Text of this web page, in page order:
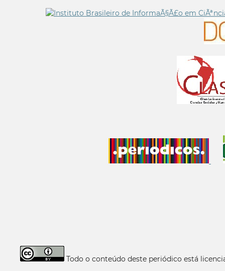
Todo o conteúdo deste periódico está